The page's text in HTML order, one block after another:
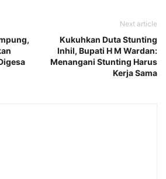
Next article
Kukuhkan Duta Stunting
Inhil, Bupati H M Wardan:
Menangani Stunting Harus
Kerja Sama